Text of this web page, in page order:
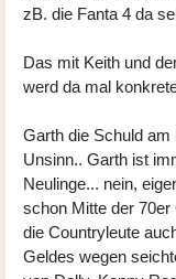
zB. die Fanta 4 da
Das mit Keith und
werd da mal
Garth die Schuld
Unsinn.. Garth ist
Neulinge... nein,
schon Mitte der
die Countryleute
Geldes wegen